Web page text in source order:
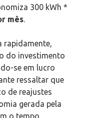
300 kWh *
mês
rapidamente,
do investimento
se em lucro
ressaltar que
de reajustes
gerada pela
o tempo,